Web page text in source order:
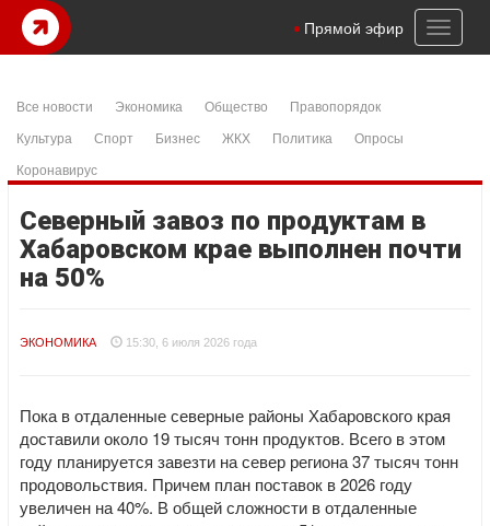
Toggle
Прямой эфир
Все новости Экономика Общество
Правопорядок
Культура
Спорт Бизнес ЖКХ Политика
Опросы
Коронавирус
Северный завоз по продуктам в
Хабаровском крае выполнен почти
на 50%
ЭКОНОМИКА 15:30, 6 июля 2026 года
Пока в отдаленные северные районы Хабаровского края
доставили около 19 тысяч тонн продуктов. Всего в этом
году планируется завезти на север региона 37 тысяч тонн
продовольствия. Причем план поставок в 2026 году
увеличен на 40%. В общей сложности в отдаленные